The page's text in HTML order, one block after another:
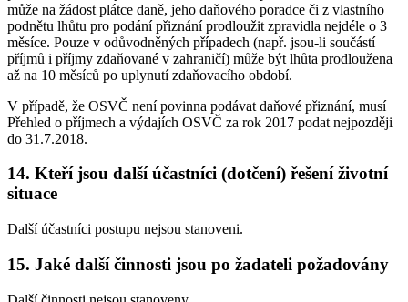
může na žádost plátce daně, jeho daňového poradce či z vlastního
podnětu lhůtu pro podání přiznání prodloužit zpravidla nejdéle o 3
měsíce. Pouze v odůvodněných případech (např. jsou-li součástí
příjmů i příjmy zdaňované v zahraničí) může být lhůta prodloužena
až na 10 měsíců po uplynutí zdaňovacího období.
V případě, že OSVČ není povinna podávat daňové přiznání, musí
Přehled o příjmech a výdajích OSVČ za rok 2017 podat nejpozději
do 31.7.2018.
14. Kteří jsou další účastníci (dotčení) řešení životní
situace
Další účastníci postupu nejsou stanoveni.
15. Jaké další činnosti jsou po žadateli požadovány